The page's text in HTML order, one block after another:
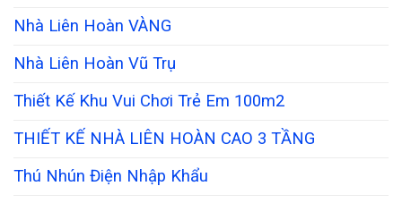
Nhà Liên Hoàn VÀNG
Nhà Liên Hoàn Vũ Trụ
Thiết Kế Khu Vui Chơi Trẻ Em 100m2
THIẾT KẾ NHÀ LIÊN HOÀN CAO 3 TẦNG
Thú Nhún Điện Nhập Khẩu